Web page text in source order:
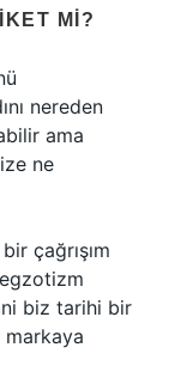
MI?
nereden
ama
ne
çağrışım
egzotizm
biz tarihi bir